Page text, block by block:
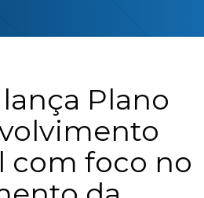
Plano
com foco no